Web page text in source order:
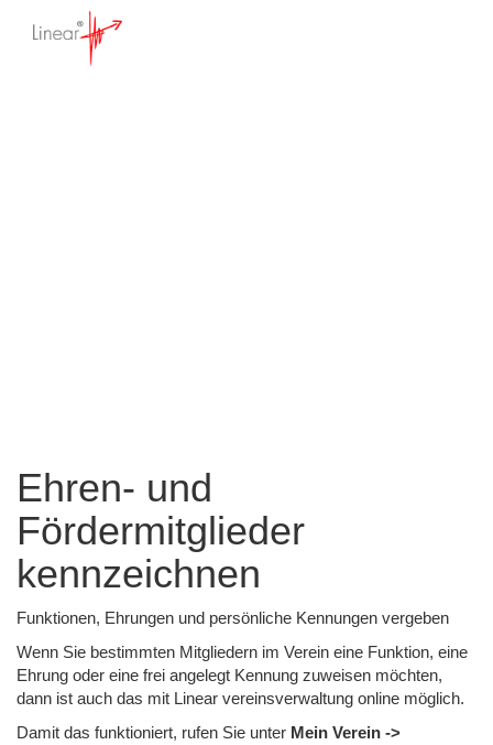
Ehren- und
Fördermitglieder
kennzeichnen
Funktionen, Ehrungen und persönliche Kennungen vergeben
Wenn Sie bestimmten Mitgliedern im Verein eine Funktion, eine
Ehrung oder eine frei angelegt Kennung zuweisen möchten,
dann ist auch das mit Linear vereinsverwaltung online möglich.
Damit das funktioniert, rufen Sie unter Mein Verein ->